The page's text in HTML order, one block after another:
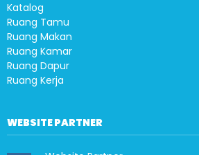
Katalog
Ruang Tamu
Ruang Makan
Ruang Kamar
Ruang Dapur
Ruang Kerja
WEBSITE PARTNER